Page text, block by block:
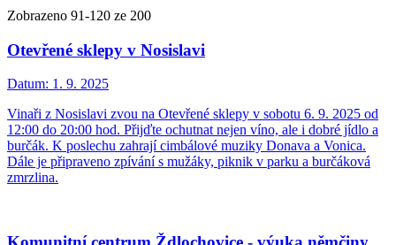
Zobrazeno 91-120 ze 200
Otevřené sklepy v Nosislavi
Datum: 1. 9. 2025
Vinaři z Nosislavi zvou na Otevřené sklepy v sobotu 6. 9. 2025 od
12:00 do 20:00 hod. Přijďte ochutnat nejen víno, ale i dobré jídlo a
burčák. K poslechu zahrají cimbálové muziky Donava a Vonica.
Dále je připraveno zpívání s mužáky, piknik v parku a burčáková
zmrzlina.